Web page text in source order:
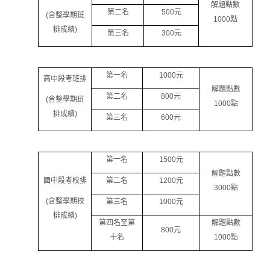
(含整學期班
排成績)
解題點數
1000點
第二名 500元
第三名 300元
高中段考班排
(含整學期班
排成績)
第一名 1000元
解題點數
1000點
第二名 800元
第三名 600元
國中段考校排
(含整學期校
排成績)
第一名 1500元
解題點數
3000點
第二名 1200元
第三名 1000元
第四名至第
十名
800元
解題點數
1000點